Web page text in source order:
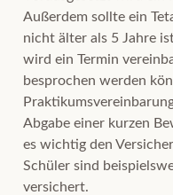
Außerdem sollte ein
nicht älter als 5 Jahre
wird ein Termin
besprochen werden
Abgabe einer kurzen
es wichtig den
Schüler sind
versichert.